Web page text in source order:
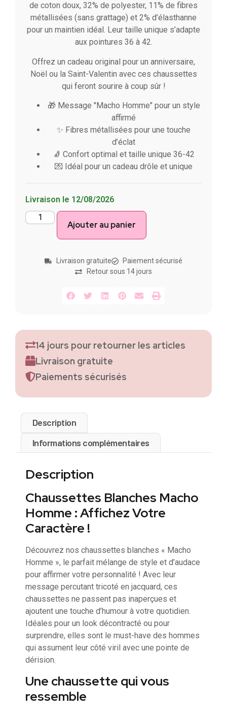
de coton doux, 32% de polyester, 11% de fibres
métallisées (sans grattage) et 2% d’élasthanne
pour un maintien idéal. Leur taille unique s’adapte
aux pointures 36 à 42.
Offrez un cadeau original pour un anniversaire,
Noël ou la Saint-Valentin avec ces chaussettes
qui feront sourire à coup sûr !
🎁 Message "Macho Homme" pour un style
affirmé
✨ Fibres métallisées pour une touche
d’éclat
🧦 Confort optimal et taille unique 36-42
💌 Idéal pour un cadeau drôle et unique
Livraison le 12/08/2026
Ajouter au panier
Livraison gratuite
Paiement sécurisé
Retour sous 14 jours
14 jours pour retourner les articles
Livraison gratuite
Paiements sécurisés
Description
Informations complémentaires
Description
Chaussettes Blanches Macho
Homme : Affichez Votre
Caractère !
Découvrez nos chaussettes blanches « Macho
Homme », le parfait mélange de style et d’audace
pour affirmer votre personnalité ! Avec leur
message percutant tricoté en jacquard, ces
chaussettes ne passent pas inaperçues et
ajoutent une touche d’humour à votre quotidien.
Idéales pour un look décontracté ou pour
surprendre, elles sont le must-have des hommes
qui assument leur côté viril avec une pointe de
dérision.
Une chaussette qui vous
ressemble